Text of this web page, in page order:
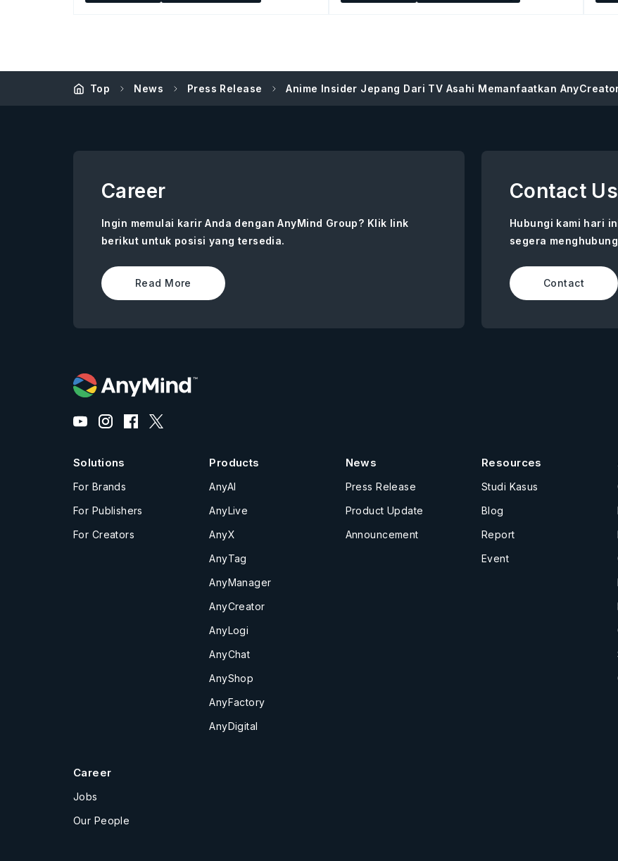
Top News Press Release Anime Insider Jepang Dari TV Asahi Memanfaatkan
Career
Ingin memulai karir Anda dengan AnyMind Group? Klik link
berikut untuk posisi yang tersedia.
Read More
Contact Us
Hubungi kami hari
segera
Contact
Solutions
For Brands
For Publishers
For Creators
Products
AnyAI
AnyLive
AnyX
AnyTag
AnyManager
AnyCreator
AnyLogi
AnyChat
AnyShop
AnyFactory
AnyDigital
News
Press Release
Product Update
Announcement
Resources
Studi Kasus
Blog
Report
Event
Career
Jobs
Our People